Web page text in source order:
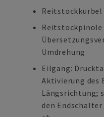
Reitstockkurbel
Umdrehung
Eilgang:
Aktivierung des
Längsrichtung;
den